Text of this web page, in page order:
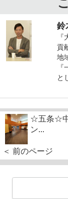
鈴
貢
地
と
☆五条☆
ン...
＜ 前のページ